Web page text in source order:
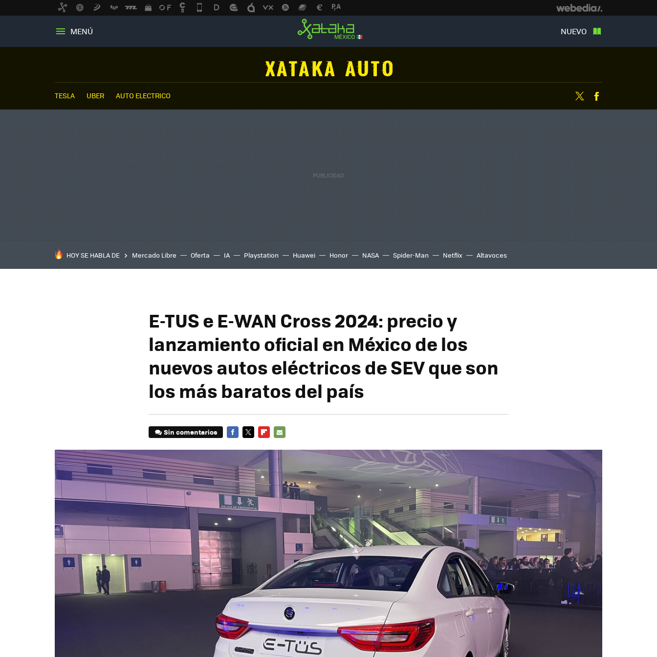
MENÚ NUEVO
TESLA UBER AUTO ELECTRICO Twitter
HOY SE HABLA DE Mercado Libre Oferta IA Playstation Huawei Honor NASA Spider-Man Netflix Altavoces
E-TUS e E-WAN Cross 2024: precio y
lanzamiento oficial en México de los
nuevos autos eléctricos de SEV que son
los más baratos del país
Sin comentarios
MAIL